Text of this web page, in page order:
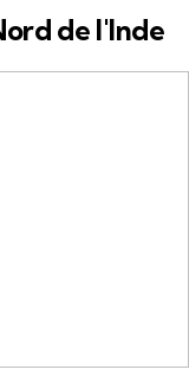
de l'Inde